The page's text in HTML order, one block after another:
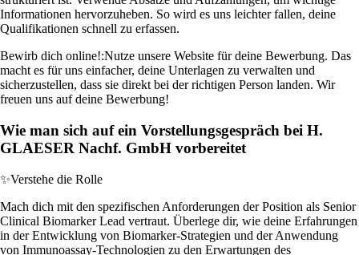
Informationen hervorzuheben. So wird es uns leichter fallen, deine
Qualifikationen schnell zu erfassen.
Bewirb dich online!:Nutze unsere Website für deine Bewerbung. Das
macht es für uns einfacher, deine Unterlagen zu verwalten und
sicherzustellen, dass sie direkt bei der richtigen Person landen. Wir
freuen uns auf deine Bewerbung!
Wie man sich auf ein Vorstellungsgespräch bei H.
GLAESER Nachf. GmbH vorbereitet
✨Verstehe die Rolle
Mach dich mit den spezifischen Anforderungen der Position als Senior
Clinical Biomarker Lead vertraut. Überlege dir, wie deine Erfahrungen
in der Entwicklung von Biomarker-Strategien und der Anwendung
von Immunoassay-Technologien zu den Erwartungen des